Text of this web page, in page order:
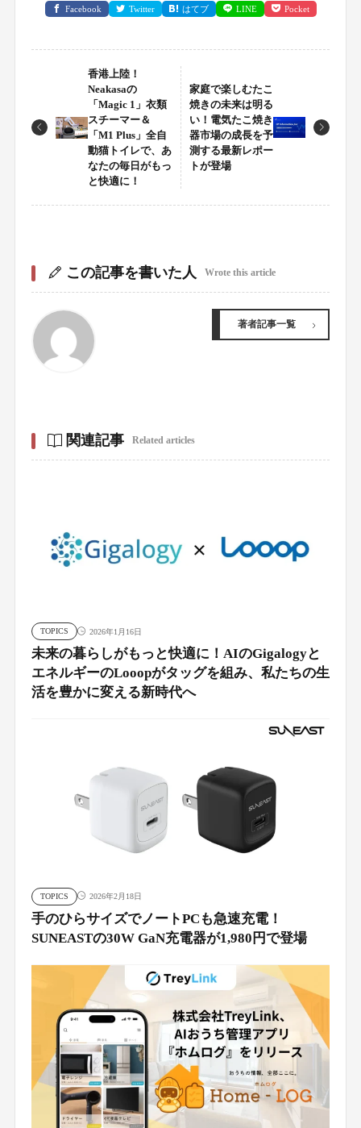
Facebook Twitter はてブ LINE Pocket
香港上陸！
Neakasaの
「Magic 1」衣類
スチーマー＆
「M1 Plus」全自
動猫トイレで、あ
なたの毎日がもっ
と快適に！
家庭で楽しむたこ
焼きの未来は明る
い！電気たこ焼き
器市場の成長を予
測する最新レポー
トが登場
この記事を書いた人 Wrote this article
著者記事一覧
関連記事 Related articles
TOPICS 2026年1月16日
未来の暮らしがもっと快適に！AIのGigalogyと
エネルギーのLooopがタッグを組み、私たちの生
活を豊かに変える新時代へ
TOPICS 2026年2月18日
手のひらサイズでノートPCも急速充電！
SUNEASTの30W GaN充電器が1,980円で登場